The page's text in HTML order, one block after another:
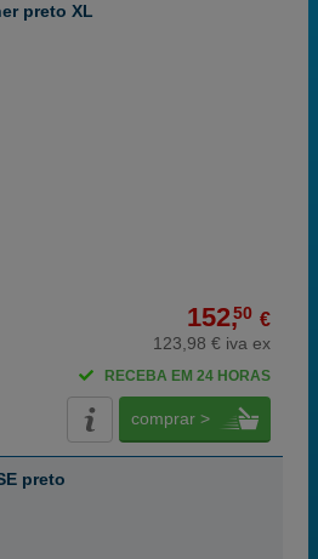
preto XL
152,50 €
123,98 € iva ex
RECEBA EM 24 HORAS
comprar >
preto